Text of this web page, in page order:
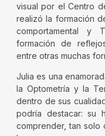
visual por el Centro
realizó la formación
comportamental y
formación de
entre otras muchas
Julia es una
la Optometría y la
dentro de sus
podría destacar: su
comprender, tan solo